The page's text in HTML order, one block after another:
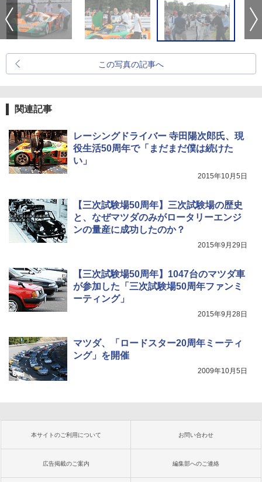
この写真の記事へ
関連記事
レーシングドライバー 寺田陽次郎氏、現
役生活50周年で「まだまだ僕は続けた
い」
2015年10月5日
【三次試験場50周年】三次試験場の歴史
と、なぜマツダのみがロータリーエンジ
ンの量産に成功したのか？
2015年9月29日
【三次試験場50周年】1047台のマツダ車
が参加した「三次試験場50周年ファンミ
ーティング」
2015年9月28日
マツダ、「ロードスター20周年ミーティ
ング」を開催
2009年10月5日
本サイトのご利用について お問い合わせ
広告掲載のご案内 編集部へのご連絡